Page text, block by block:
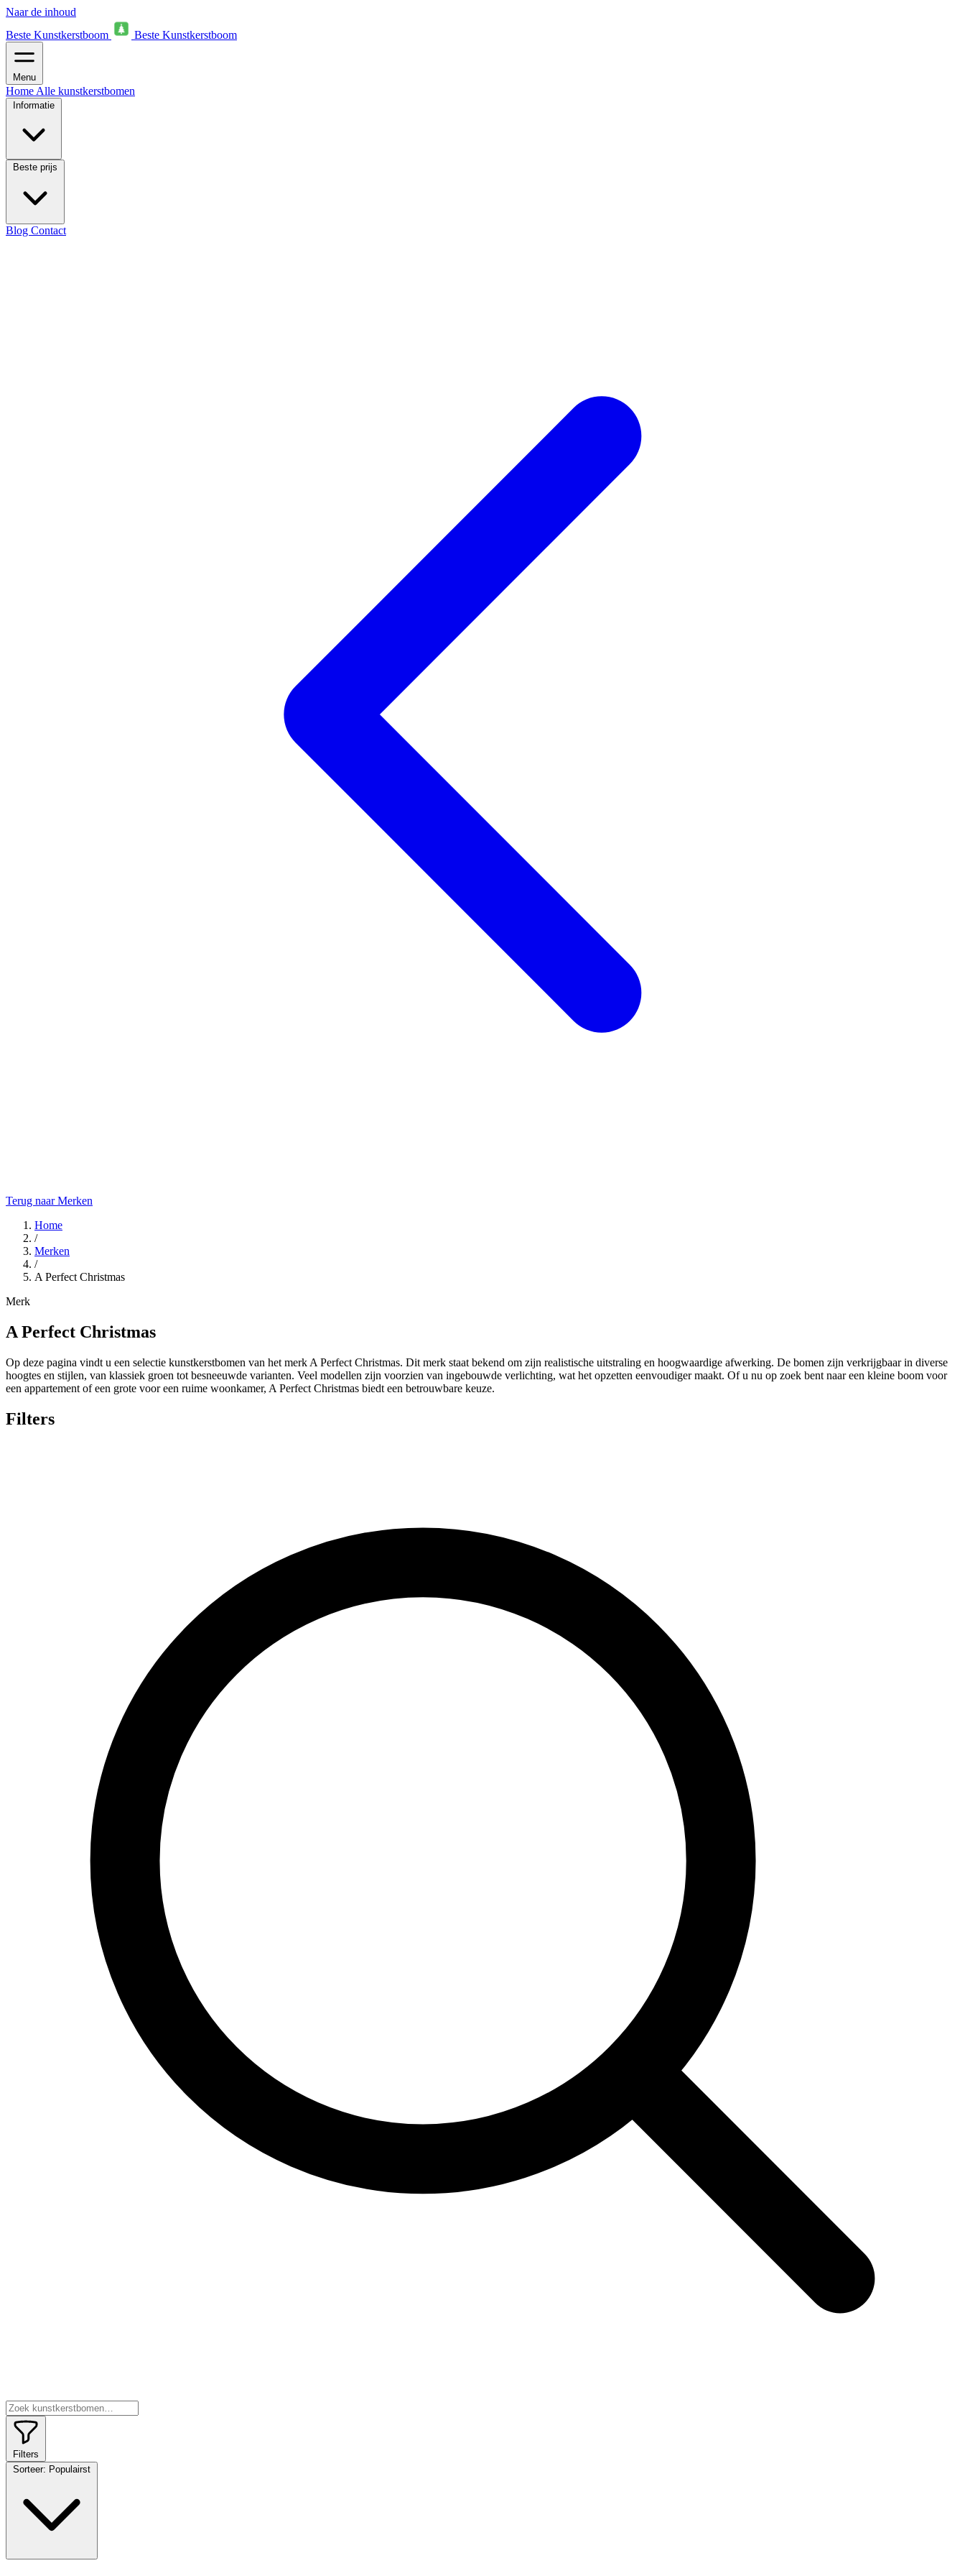
Naar de inhoud
Beste Kunstkerstboom
Beste Kunstkerstboom
Menu
Home Alle kunstkerstbomen
Informatie
Beste prijs
Blog Contact
Terug naar Merken
Home
/
Merken
/
A Perfect Christmas
Merk
A Perfect Christmas
Op deze pagina vindt u een selectie kunstkerstbomen van het merk A Perfect Christmas. Dit merk staat bekend om zijn realistische uitstraling en hoogwaardige afwerking. De bomen zijn verkrijgbaar in diverse
hoogtes en stijlen, van klassiek groen tot besneeuwde varianten. Veel modellen zijn voorzien van ingebouwde verlichting, wat het opzetten eenvoudiger maakt. Of u nu op zoek bent naar een kleine boom voor
een appartement of een grote voor een ruime woonkamer, A Perfect Christmas biedt een betrouwbare keuze.
Filters
Filters
Sorteer: Populairst